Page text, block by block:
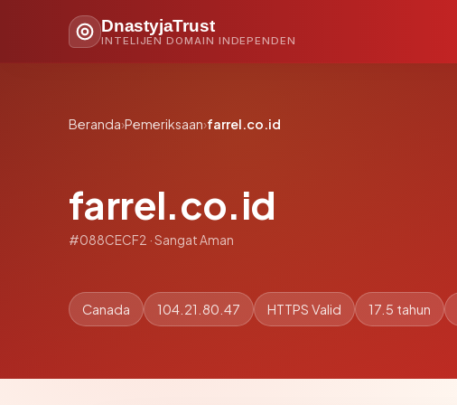
DnastyjaTrust
INTELIJEN DOMAIN INDEPENDEN
Beranda›Pemeriksaan›farrel.co.id
farrel.co.id
#088CECF2 · Sangat Aman
Canada 104.21.80.47 HTTPS Valid 17.5 tahun